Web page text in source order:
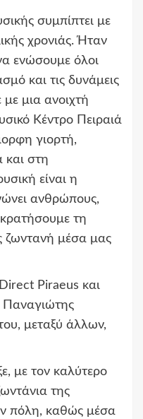
συμπίπτει με
χρονιάς. Ήταν
ενώσουμε όλοι
και τις δυνάμεις
μια ανοιχτή
Κέντρο Πειραιά
γιορτή,
στη
είναι η
ανθρώπους,
κρατήσουμε τη
ζωντανή μέσα μας
Piraeus και
μεταξύ άλλων,
με τον καλύτερο
της
πόλη, καθώς μέσα